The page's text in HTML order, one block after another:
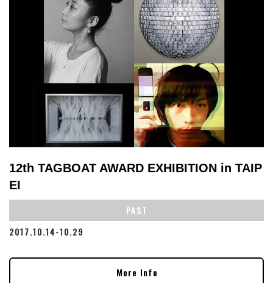
12th TAGBOAT AWARD EXHIBITION in TAIP
EI
PAST
2017.10.14-10.29
More Info